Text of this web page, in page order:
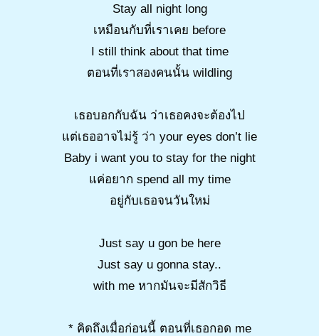
Stay all night long
เหมือนกับที่เราเคย before
I still think about that time
ตอนที่เราสองคนนั้น wildling
เธอบอกกับฉัน ว่าเธอคงจะต้องไป
แต่เธออาจไม่รู้ ว่า your eyes don’t lie
Baby i want you to stay for the night
แค่อยาก spend all my time
อยู่กับเธอจนวันใหม่
Just say u gon be here
Just say u gonna stay..
with me หากมันจะมีสักวิธี
* คิดถึงเมื่อก่อนนี้ ตอนที่เธอกอด me